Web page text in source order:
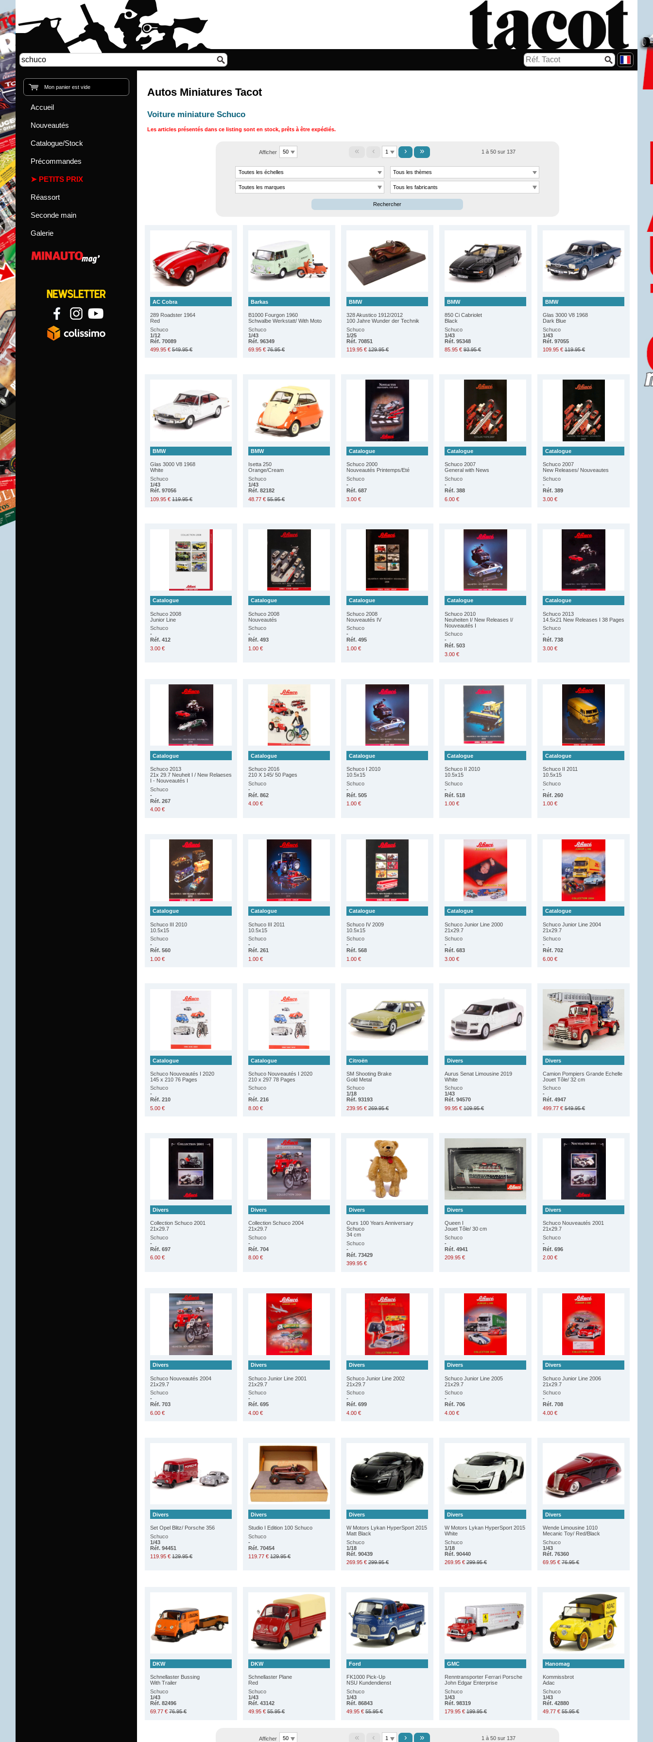
Autos Miniatures Tacot
Voiture miniature Schuco
Les articles présentés dans ce listing sont en stock, prêts à être expédiés.
Afficher « ‹ › » 1 à 50 sur 137
Rechercher
AC Cobra
289 Roadster 1964
Red
Schuco
1/12
Réf. 70089
499.95 € 549.95 €
Barkas
B1000 Fourgon 1960
Schwalbe Werkstatt/ With Moto
Schuco
1/43
Réf. 96349
69.95 € 76.95 €
BMW
328 Akustico 1912/2012
100 Jahre Wunder der Technik
Schuco
1/25
Réf. 70851
119.95 € 129.95 €
BMW
850 Ci Cabriolet
Black
Schuco
1/43
Réf. 95348
85.95 € 93.95 €
BMW
Glas 3000 V8 1968
Dark Blue
Schuco
1/43
Réf. 97055
109.95 € 119.95 €
BMW
Glas 3000 V8 1968
White
Schuco
1/43
Réf. 97056
109.95 € 119.95 €
BMW
Isetta 250
Orange/Cream
Schuco
1/43
Réf. 82182
48.77 € 55.95 €
Catalogue
Schuco 2000
Nouveautés Printemps/Eté
Schuco
-
Réf. 687
3.00 €
Catalogue
Schuco 2007
General with News
Schuco
-
Réf. 388
6.00 €
Catalogue
Schuco 2007
New Releases/ Nouveautes
Schuco
-
Réf. 389
3.00 €
Catalogue
Schuco 2008
Junior Line
Schuco
-
Réf. 412
3.00 €
Catalogue
Schuco 2008
Nouveautés
Schuco
-
Réf. 493
1.00 €
Catalogue
Schuco 2008
Nouveautés IV
Schuco
-
Réf. 495
1.00 €
Catalogue
Schuco 2010
Neuheiten I/ New Releases I/
Nouveautés I
Schuco
-
Réf. 503
3.00 €
Catalogue
Schuco 2013
14.5x21 New Releases I 38 Pages
Schuco
-
Réf. 738
3.00 €
Catalogue
Schuco 2013
21x 29.7 Neuheit I / New Relaeses
I - Nouveautés I
Schuco
-
Réf. 267
4.00 €
Catalogue
Schuco 2016
210 X 145/ 50 Pages
Schuco
-
Réf. 862
4.00 €
Catalogue
Schuco I 2010
10.5x15
Schuco
-
Réf. 505
1.00 €
Catalogue
Schuco II 2010
10.5x15
Schuco
-
Réf. 518
1.00 €
Catalogue
Schuco II 2011
10.5x15
Schuco
-
Réf. 260
1.00 €
Catalogue
Schuco III 2010
10.5x15
Schuco
-
Réf. 560
1.00 €
Catalogue
Schuco III 2011
10.5x15
Schuco
-
Réf. 261
1.00 €
Catalogue
Schuco IV 2009
10.5x15
Schuco
-
Réf. 568
1.00 €
Catalogue
Schuco Junior Line 2000
21x29.7
Schuco
-
Réf. 683
3.00 €
Catalogue
Schuco Junior Line 2004
21x29.7
Schuco
-
Réf. 702
6.00 €
Catalogue
Schuco Nouveautés I 2020
145 x 210 76 Pages
Schuco
-
Réf. 210
5.00 €
Catalogue
Schuco Nouveautés I 2020
210 x 297 78 Pages
Schuco
-
Réf. 216
8.00 €
Citroën
SM Shooting Brake
Gold Metal
Schuco
1/18
Réf. 93193
239.95 € 269.95 €
Divers
Aurus Senat Limousine 2019
White
Schuco
1/43
Réf. 94570
99.95 € 109.95 €
Divers
Camion Pompiers Grande Echelle
Jouet Tôle/ 32 cm
Schuco
-
Réf. 4947
499.77 € 549.95 €
Divers
Collection Schuco 2001
21x29.7
Schuco
-
Réf. 697
6.00 €
Divers
Collection Schuco 2004
21x29.7
Schuco
-
Réf. 704
8.00 €
Divers
Ours 100 Years Anniversary
Schuco
34 cm
Schuco
-
Réf. 73429
399.95 €
Divers
Queen I
Jouet Tôle/ 30 cm
Schuco
-
Réf. 4941
209.95 €
Divers
Schuco Nouveautés 2001
21x29.7
Schuco
-
Réf. 696
2.00 €
Divers
Schuco Nouveautés 2004
21x29.7
Schuco
-
Réf. 703
6.00 €
Divers
Schuco Junior Line 2001
21x29.7
Schuco
-
Réf. 695
4.00 €
Divers
Schuco Junior Line 2002
21x29.7
Schuco
-
Réf. 699
4.00 €
Divers
Schuco Junior Line 2005
21x29.7
Schuco
-
Réf. 706
4.00 €
Divers
Schuco Junior Line 2006
21x29.7
Schuco
-
Réf. 708
4.00 €
Divers
Set Opel Blitz/ Porsche 356
Schuco
1/43
Réf. 94451
119.95 € 129.95 €
Divers
Studio I Edition 100 Schuco
Schuco
-
Réf. 70454
119.77 € 129.95 €
Divers
W Motors Lykan HyperSport 2015
Matt Black
Schuco
1/18
Réf. 90439
269.95 € 299.95 €
Divers
W Motors Lykan HyperSport 2015
White
Schuco
1/18
Réf. 90440
269.95 € 299.95 €
Divers
Wende Limousine 1010
Mecanic Toy/ Red/Black
Schuco
1/43
Réf. 76360
69.95 € 76.95 €
DKW
Schnellaster Bussing
With Trailer
Schuco
1/43
Réf. 82496
69.77 € 76.95 €
DKW
Schnellaster Plane
Red
Schuco
1/43
Réf. 43142
49.95 € 55.95 €
Ford
FK1000 Pick-Up
NSU Kundendienst
Schuco
1/43
Réf. 86843
49.95 € 55.95 €
GMC
Renntransporter Ferrari Porsche
John Edgar Enterprise
Schuco
1/43
Réf. 98319
179.95 € 199.95 €
Hanomag
Kommissbrot
Adac
Schuco
1/43
Réf. 42880
49.77 € 55.95 €
Afficher « ‹ › » 1 à 50 sur 137
Mon panier est vide
Accueil
Nouveautés
Catalogue/Stock
Précommandes
PETITS PRIX
Réassort
Seconde main
Galerie